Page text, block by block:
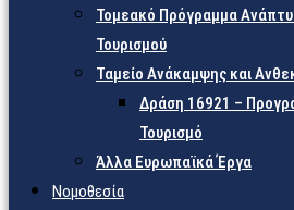
Τομεακό Πρόγραμμα
Τουρισμού
Ταμείο Ανάκαμψης και
Δράση 16921 –
Τουρισμό
Άλλα Ευρωπαϊκά Έργα
Νομοθεσία